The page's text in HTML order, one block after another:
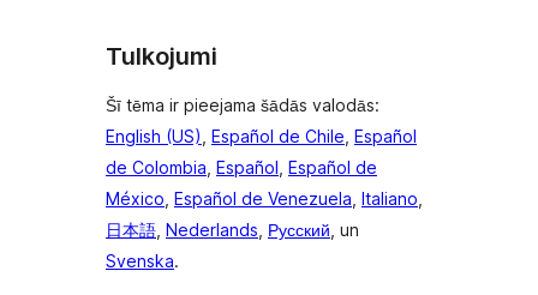
Tulkojumi
Šī tēma ir pieejama šādās valodās:
English (US), Español de Chile, Español
de Colombia, Español, Español de
México, Español de Venezuela, Italiano,
日本語, Nederlands, Русский, un
Svenska.